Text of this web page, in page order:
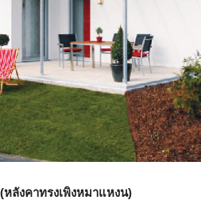
ลังคาทรงเพิงหมาแหงน)